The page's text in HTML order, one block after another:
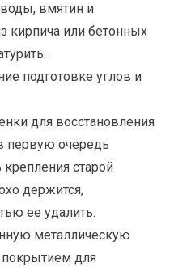
вмятин и
кирпича или бетонных
подготовке углов и
для восстановления
первую очередь
старой
держится,
ее удалить.
металлическую
для